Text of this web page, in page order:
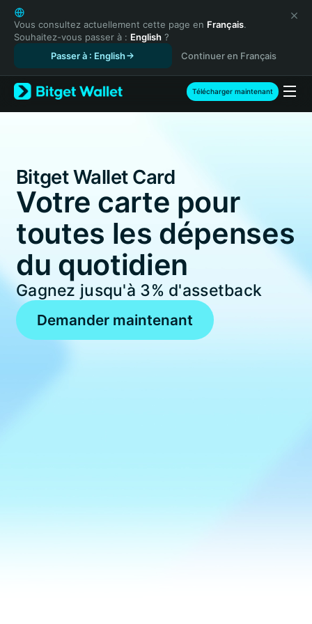
English
日本語
Tiếng Việt
Español (Latinoamérica)
Türkçe
繁體中文
Português (Portugal)
Bahasa Indonesia
ภาษาไทย
हिन्दी
Español
Português (Brasil)
Español (Argentina)
Vous consultez actuellement cette page en Français.
Souhaitez-vous passer à : English ?
Passer à : English
Continuer en Français
Télécharger maintenant
Bitget Wallet Card
Votre carte pour
toutes les dépenses
du quotidien
Gagnez jusqu'à 3% d'assetback
Demander maintenant